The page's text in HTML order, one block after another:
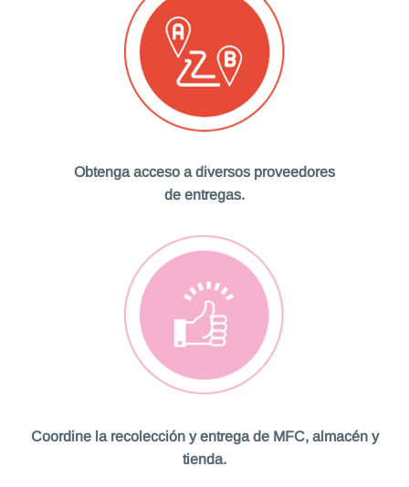
Obtenga acceso a diversos proveedores
de entregas.
Coordine la recolección y entrega de MFC, almacén y
tienda.